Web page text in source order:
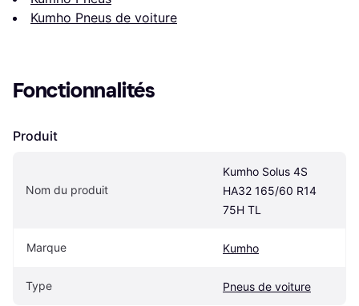
Kumho Pneus de voiture
Fonctionnalités
Produit
Nom du produit
Kumho Solus 4S
HA32 165/60 R14
75H TL
Marque Kumho
Type Pneus de voiture